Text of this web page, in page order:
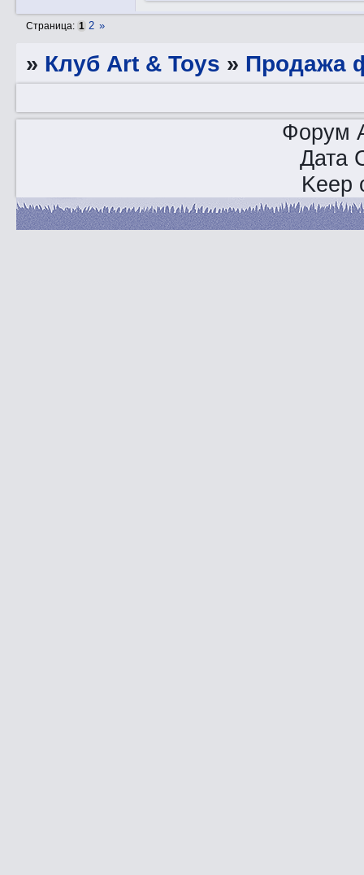
Страница: 1 2 »
» Клуб Art & Toys » Продажа
Форум
Дата
Keep